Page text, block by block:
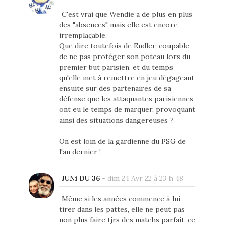
C'est vrai que Wendie a de plus en plus
des "absences" mais elle est encore
irremplaçable.
Que dire toutefois de Endler, coupable
de ne pas protéger son poteau lors du
premier but parisien, et du temps
qu'elle met à remettre en jeu dégageant
ensuite sur des partenaires de sa
défense que les attaquantes parisiennes
ont eu le temps de marquer, provoquant
ainsi des situations dangereuses ?
On est loin de la gardienne du PSG de
l'an dernier !
JUNi DU 36- dim 24 Avr 22 à 23 h 48
Même si les années commence à lui
tirer dans les pattes, elle ne peut pas
non plus faire tjrs des matchs parfait, ce